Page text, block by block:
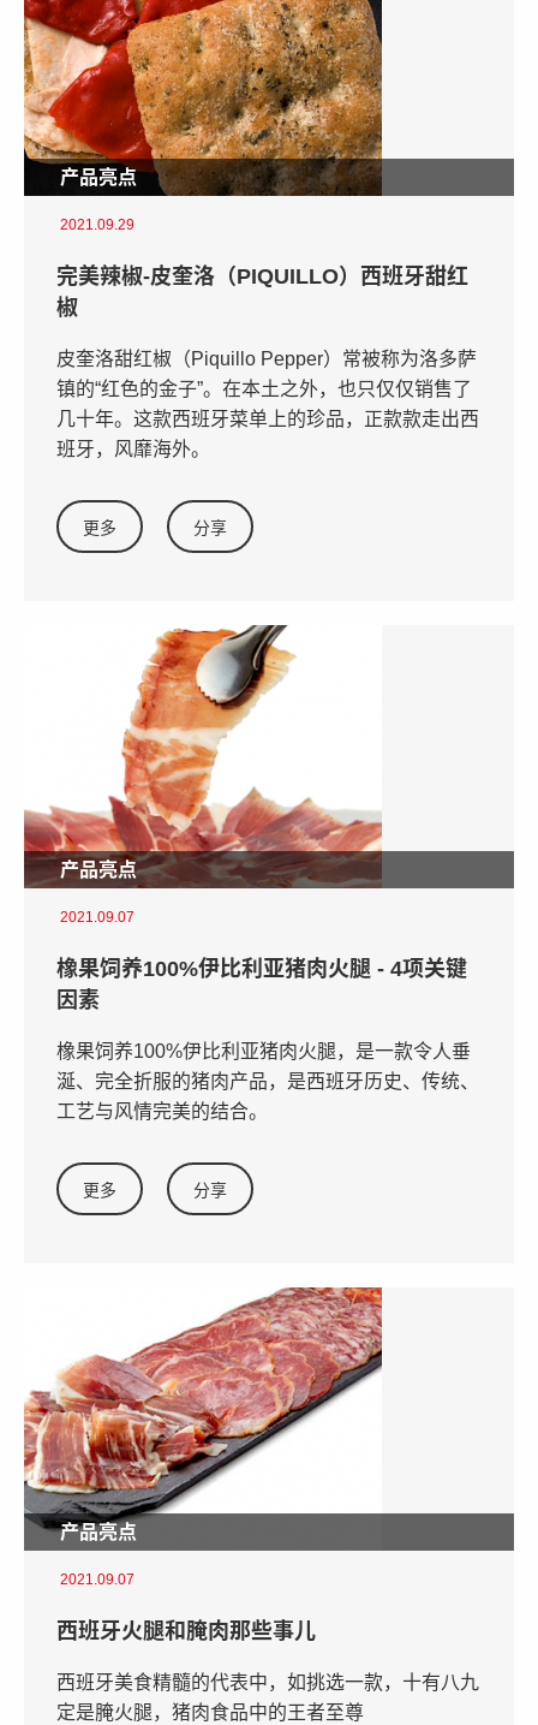
产品亮点
2021.09.29
完美辣椒-皮奎洛（PIQUILLO）西班牙甜红
椒
皮奎洛甜红椒（Piquillo Pepper）常被称为洛多萨
镇的“红色的金子”。在本土之外，也只仅仅销售了
几十年。这款西班牙菜单上的珍品，正款款走出西
班牙，风靡海外。
更多 分享
产品亮点
2021.09.07
橡果饲养100%伊比利亚猪肉火腿 - 4项关键
因素
橡果饲养100%伊比利亚猪肉火腿，是一款令人垂
涎、完全折服的猪肉产品，是西班牙历史、传统、
工艺与风情完美的结合。
更多 分享
产品亮点
2021.09.07
西班牙火腿和腌肉那些事儿
西班牙美食精髓的代表中，如挑选一款，十有八九
定是腌火腿，猪肉食品中的王者至尊